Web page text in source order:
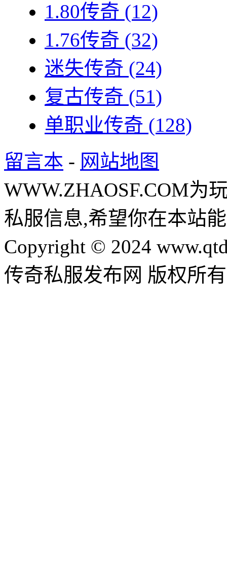
1.80传奇 (12)
1.76传奇 (32)
迷失传奇 (24)
复古传奇 (51)
单职业传奇 (128)
留言本 - 网站地图
WWW.ZHAOSF.COM为
私服信息,希望你在本站
Copyright © 2024
传奇私服发布网 版权所有